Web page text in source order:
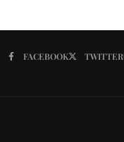
FACEBOOK TWITTER